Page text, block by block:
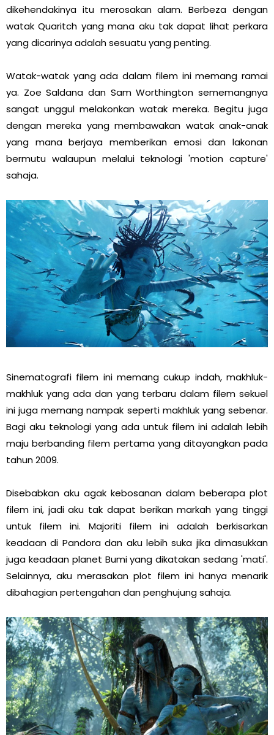
dikehendakinya itu merosakan alam. Berbeza dengan
watak Quaritch yang mana aku tak dapat lihat perkara
yang dicarinya adalah sesuatu yang penting.
Watak-watak yang ada dalam filem ini memang ramai
ya. Zoe Saldana dan Sam Worthington sememangnya
sangat unggul melakonkan watak mereka. Begitu juga
dengan mereka yang membawakan watak anak-anak
yang mana berjaya memberikan emosi dan lakonan
bermutu walaupun melalui teknologi 'motion capture'
sahaja.
Sinematografi filem ini memang cukup indah, makhluk-
makhluk yang ada dan yang terbaru dalam filem sekuel
ini juga memang nampak seperti makhluk yang sebenar.
Bagi aku teknologi yang ada untuk filem ini adalah lebih
maju berbanding filem pertama yang ditayangkan pada
tahun 2009.
Disebabkan aku agak kebosanan dalam beberapa plot
filem ini, jadi aku tak dapat berikan markah yang tinggi
untuk filem ini. Majoriti filem ini adalah berkisarkan
keadaan di Pandora dan aku lebih suka jika dimasukkan
juga keadaan planet Bumi yang dikatakan sedang 'mati'.
Selainnya, aku merasakan plot filem ini hanya menarik
dibahagian pertengahan dan penghujung sahaja.